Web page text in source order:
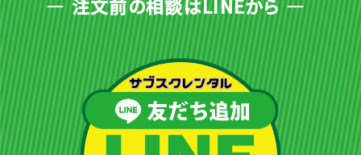
注文前の相談はLINEから